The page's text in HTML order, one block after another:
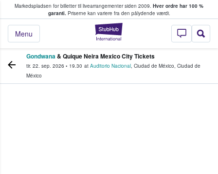
Markedspladsen for billetter til livearrangementer siden 2009. Hver ordre har 100 %
garanti.Priserne kan variere fra den pålydende værdi.
StubHub - Hvor
Menu
køber og sælger billetter
Gondwana& Quique Neira Mexico City Tickets
tir. 22. sep. 2026 • 19.30 at Auditorio Nacional, Ciudad de México, Ciudad de
México